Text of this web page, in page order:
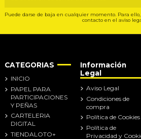
Puede darse de baja en cualquier momento. Para
contacto en el aviso
CATEGORIAS
INICIO
PAPEL PARA
PARTICIPACIONES
Y PEÑAS
CARTELERIA
DIGITAL
TIENDALOTO+
Información
Legal
Aviso Legal
Condiciones de
compra
Política de Cookies
Política de
Privacidad y